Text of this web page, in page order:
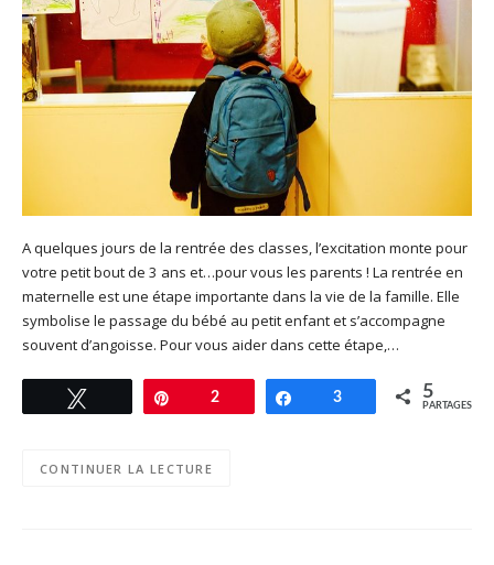
A quelques jours de la rentrée des classes, l’excitation monte pour
votre petit bout de 3 ans et…pour vous les parents ! La rentrée en
maternelle est une étape importante dans la vie de la famille. Elle
symbolise le passage du bébé au petit enfant et s’accompagne
souvent d’angoisse. Pour vous aider dans cette étape,…
Tweetez Enregistrer
2 Partagez
3 5
PARTAGES
CONTINUER LA LECTURE